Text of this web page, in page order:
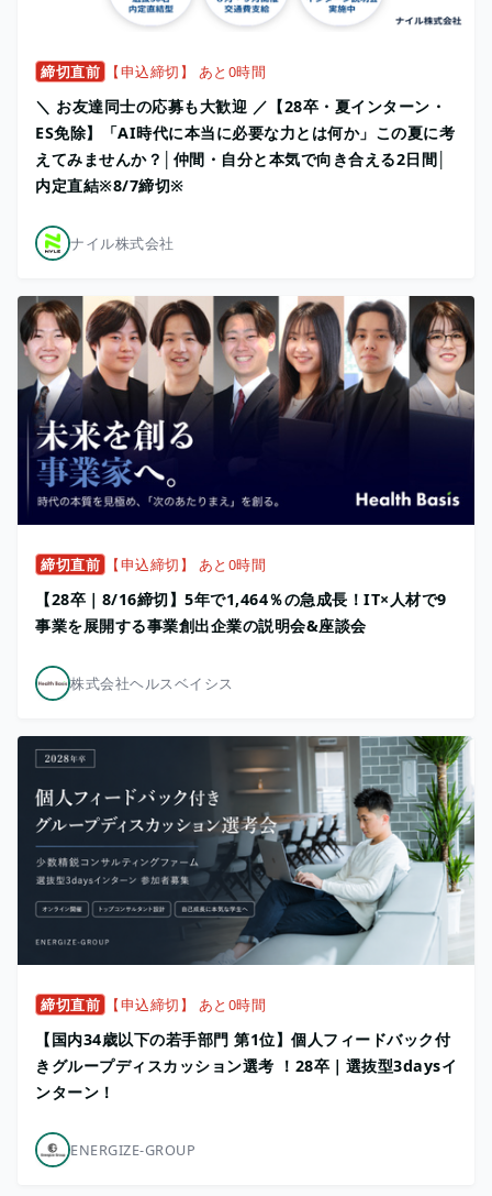
締切直前 【申込締切】 あと0時間
＼ お友達同士の応募も大歓迎 ／【28卒・夏インターン・
ES免除】「AI時代に本当に必要な力とは何か」この夏に考
えてみませんか？│仲間・自分と本気で向き合える2日間│
内定直結※8/7締切※
ナイル株式会社
締切直前 【申込締切】 あと0時間
【28卒｜8/16締切】5年で1,464％の急成長！IT×人材で9
事業を展開する事業創出企業の説明会&座談会
株式会社ヘルスベイシス
締切直前 【申込締切】 あと0時間
【国内34歳以下の若手部門 第1位】個人フィードバック付
きグループディスカッション選考 ！28卒｜選抜型3daysイ
ンターン！
ENERGIZE-GROUP